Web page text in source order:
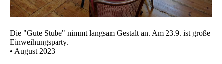
Die "Gute Stube" nimmt langsam Gestalt an. Am 23.9. ist große
Einweihungsparty.
• August 2023